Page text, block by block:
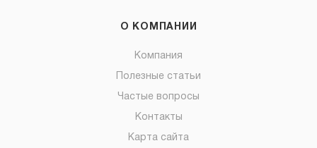
О КОМПАНИИ
Компания
Полезные статьи
Частые вопросы
Контакты
Карта сайта